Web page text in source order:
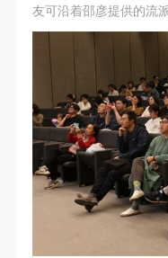
友可沿着邵彦提供的流